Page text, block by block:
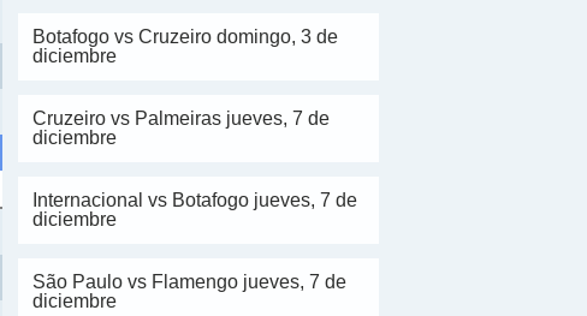
Botafogo vs Cruzeiro domingo, 3 de
diciembre
Cruzeiro vs Palmeiras jueves, 7 de
diciembre
Internacional vs Botafogo jueves, 7 de
diciembre
São Paulo vs Flamengo jueves, 7 de
diciembre